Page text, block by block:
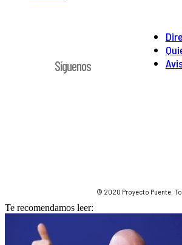
Síguenos
© 2020 Proyecto Puente.
Te recomendamos leer: